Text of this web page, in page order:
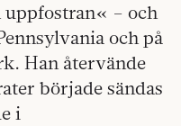
– och
och på
Han återvände
började sändas
i